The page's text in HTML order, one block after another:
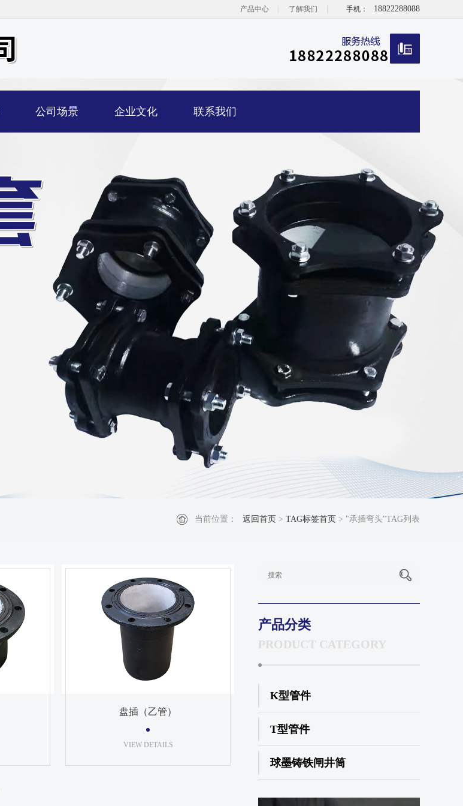
手机： 18822288088
产品中心 了解我们
公司场景 企业文化 联系我们
当前位置： 返回首页 > TAG标签首页 > "承插弯头"TAG列表
盘插（乙管）
VIEW DETAILS
产品分类
PRODUCT CATEGORY
K型管件
T型管件
球墨铸铁闸井筒